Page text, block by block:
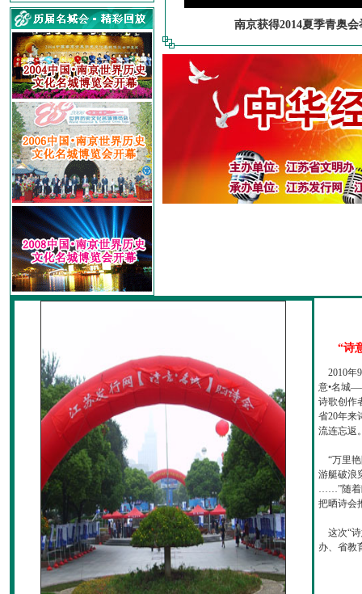
南京获得2014夏季青奥会
“诗
2010年
意•名城
诗歌创作
省20年来
流连忘返
“万里艳
游艇破浪
……”随着
把晒诗会
这次“诗
办、省教